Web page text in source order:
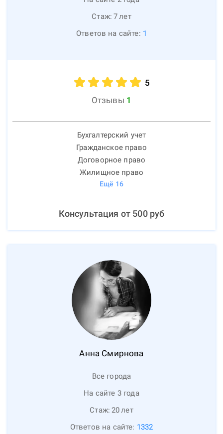
Стаж: 7лет
Ответов на сайте: 1
5
Отзывы 1
Бухгалтерский учет
Гражданское право
Договорное право
Жилищное право
Ещё 16
Консультация от 500руб
Анна Смирнова
Все города
На сайте 3 года
Стаж: 20лет
Ответов на сайте: 1332